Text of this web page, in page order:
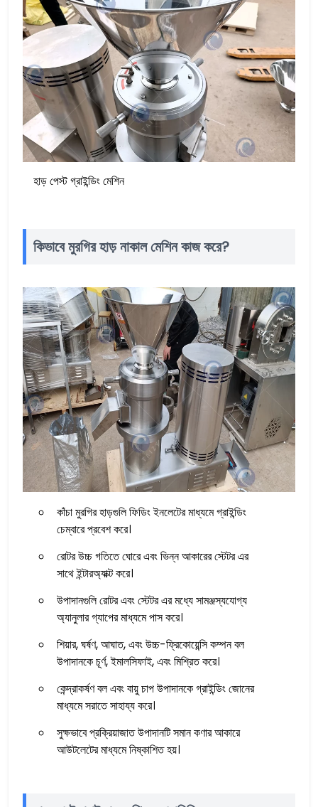
হাড় পেস্ট গ্রাইন্ডিং মেশিন
কিভাবে মুরগির হাড় নাকাল মেশিন কাজ করে?
কাঁচা মুরগির হাড়গুলি ফিডিং ইনলেটের মাধ্যমে গ্রাইন্ডিং
চেম্বারে প্রবেশ করে।
রোটর উচ্চ গতিতে ঘোরে এবং ভিন্ন আকারের স্টেটর এর
সাথে ইন্টারঅ্যাক্ট করে।
উপাদানগুলি রোটর এবং স্টেটর এর মধ্যে সামঞ্জস্যযোগ্য
অ্যানুলার গ্যাপের মাধ্যমে পাস করে।
শিয়ার, ঘর্ষণ, আঘাত, এবং উচ্চ-ফ্রিকোয়েন্সি কম্পন বল
উপাদানকে চূর্ণ, ইমালসিফাই, এবং মিশ্রিত করে।
কেন্দ্রাকর্ষণ বল এবং বায়ু চাপ উপাদানকে গ্রাইন্ডিং জোনের
মাধ্যমে সরাতে সাহায্য করে।
সুক্ষভাবে প্রক্রিয়াজাত উপাদানটি সমান কণার আকারে
আউটলেটের মাধ্যমে নিষ্কাশিত হয়।